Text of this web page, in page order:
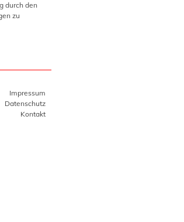
durch den
zu
Impressum
Datenschutz
Kontakt